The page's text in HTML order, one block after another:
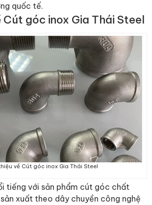
quốc tế.
Cút góc inox Gia Thái Steel
về Cút góc inox Gia Thái Steel
tiếng với sản phẩm cút góc chất
xuất theo dây chuyền công nghệ